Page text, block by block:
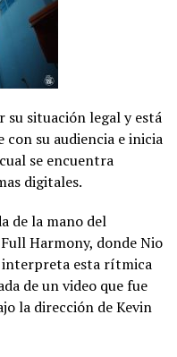
su situación legal y está
su audiencia e inicia
se encuentra
digitales.
de la mano del
Harmony, donde Nio
interpreta esta rítmica
de un video que fue
la dirección de Kevin